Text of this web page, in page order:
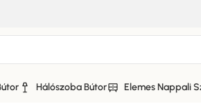
Hálószoba Bútor Elemes Nappali
KONYHABÚTOR AKRYL CASHMERE